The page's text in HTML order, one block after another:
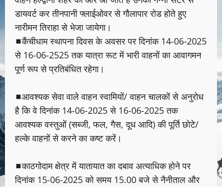
डायवर्ट कर तीनपानी फ्लाईओवर से गौलापार रोड होते हुए
नारीमन तिराहा से भेजा जायेगा।
◼कैंचीधाम स्थापना दिवस के अवसर पर दिनांक 14-06-2025
से 16-06-2525 तक यात्रा रूट में भारी वाहनों का आवागमन
पूर्ण रूप से प्रतिबंधित रहेगा।
◼आवश्यक सेवा वाले वाहन स्वामियों/ वाहन चालकों से अनुरोध
है कि वे दिनांक 14-06-2025 से 16-06-2025 तक
आवश्यक वस्तुओं (सब्जी, फल, गैस, दूध आदि) की पूर्ति छोटे/
हल्के वाहनों से करने का कष्ट करें।
◼काठगोदाम क्षेत्र में यातायात का दबाव अत्याधिक होने पर
दिनांक 15-06-2025 को समय 15.00 बजे से नैनीताल और